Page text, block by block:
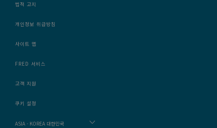
법적 고지
개인정보 취급방침
사이트 맵
FRED 서비스
고객 지원
쿠키 설정
ASIA - KOREA 대한민국